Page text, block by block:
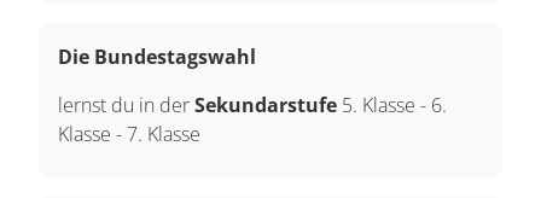
Die Bundestagswahl
lernst du in derSekundarstufe 5. Klasse - 6.
Klasse -7. Klasse